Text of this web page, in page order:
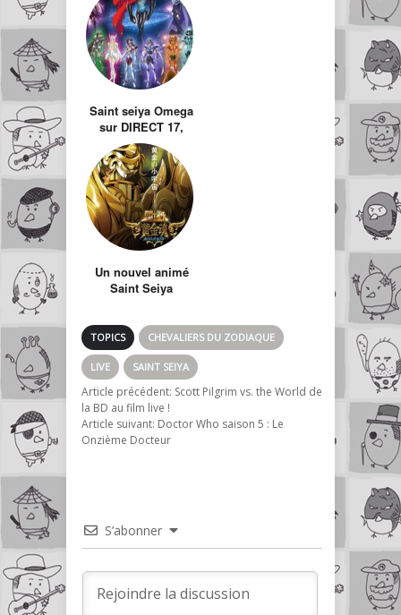
Saint seiya Omega
sur DIRECT 17,
renouveau du
mythe des années
80 – 90 ?
Un nouvel animé
Saint Seiya
of Gold
TOPICS CHEVALIERS DU ZODIAQUE
LIVE SAINT SEIYA
Article précédent: Scott Pilgrim vs. the World de
la BD au film live !
Article suivant: Doctor Who saison 5 : Le
Onzième Docteur
S’abonner